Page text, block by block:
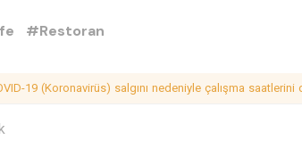
#Restoran
19 (Koronavirüs) salgını nedeniyle çalışma